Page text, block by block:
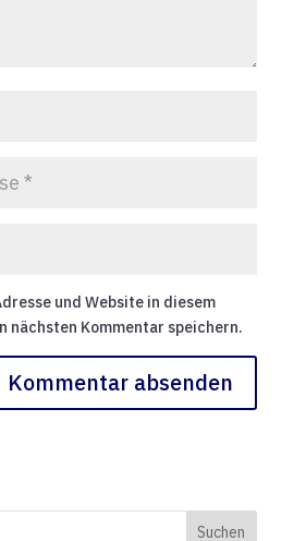
und Website in diesem
nächsten Kommentar speichern.
Suchen